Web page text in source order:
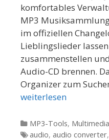
komfortables
MP3
im offiziellen
Lieblingslieder
zusammenstellen
Audio-CD brennen.
Organizer zum
weiterlesen
Kategorien
MP3-Tools, Multimedia
Tags
audio, audio converter,